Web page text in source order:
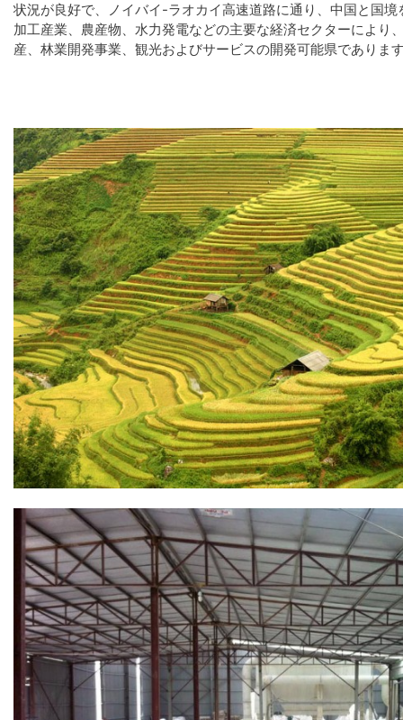
状況が良好で、ノイバイ-ラオカイ高速道路に通り、中国と国
加工産業、農産物、水力発電などの主要な経済セクターにより
産、林業開発事業、観光およびサービスの開発可能県でありま